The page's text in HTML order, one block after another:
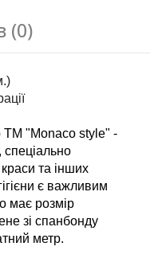
(0)
ТМ "Monaco style" -
спеціально
та інших
є важливим
має розмір
зі спанбонду
метр.